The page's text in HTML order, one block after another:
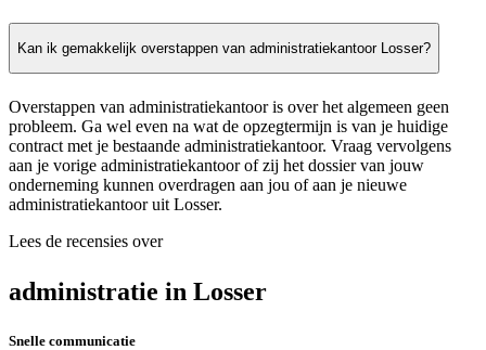
Kan ik gemakkelijk overstappen van administratiekantoor Losser?
Overstappen van administratiekantoor is over het algemeen geen
probleem. Ga wel even na wat de opzegtermijn is van je huidige
contract met je bestaande administratiekantoor. Vraag vervolgens
aan je vorige administratiekantoor of zij het dossier van jouw
onderneming kunnen overdragen aan jou of aan je nieuwe
administratiekantoor uit Losser.
Lees de recensies over
administratie in Losser
Snelle communicatie